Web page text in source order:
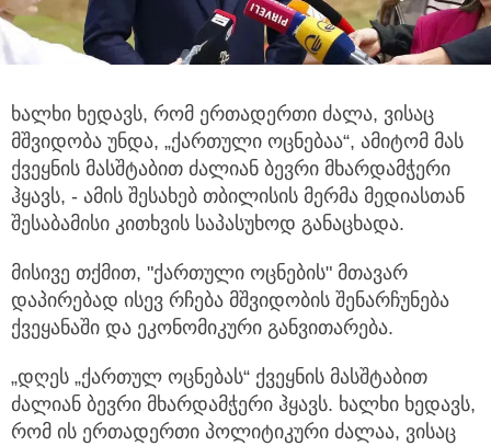
ხალხი ხედავს, რომ ერთადერთი ძალა, ვისაც
მშვიდობა უნდა, „ქართული ოცნებაა“, ამიტომ მას
ქვეყნის მასშტაბით ძალიან ბევრი მხარდამჭერი
ჰყავს, - ამის შესახებ თბილისის მერმა მედიასთან
შესაბამისი კითხვის საპასუხოდ განაცხადა.
მისივე თქმით, "ქართული ოცნების" მთავარ
დაპირებად ისევ რჩება მშვიდობის შენარჩუნება
ქვეყანაში და ეკონომიკური განვითარება.
„დღეს „ქართულ ოცნებას“ ქვეყნის მასშტაბით
ძალიან ბევრი მხარდამჭერი ჰყავს. ხალხი ხედავს,
რომ ის ერთადერთი პოლიტიკური ძალაა, ვისაც